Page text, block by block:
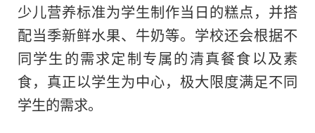
少儿营养标准为学生制作当日的糕点，并搭
配当季新鲜水果、牛奶等。学校还会根据不
同学生的需求定制专属的清真餐食以及素
食，真正以学生为中心，极大限度满足不同
学生的需求。